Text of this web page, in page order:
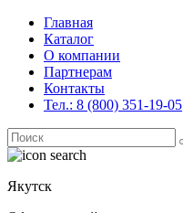
Главная
Каталог
О компании
Партнерам
Контакты
Тел.: 8 (800) 351-19-05
Поиск
for:
Якутск